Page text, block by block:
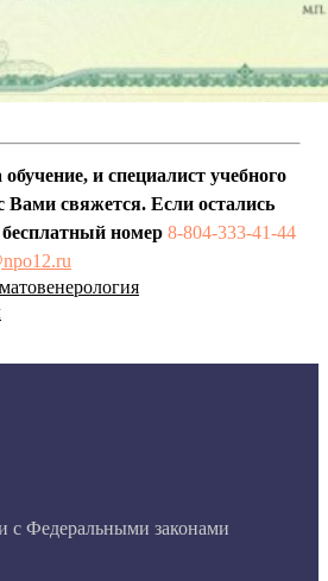
и специалист учебного
Вами свяжется. Если остались
номер 8-804-333-41-44
с Федеральными законами